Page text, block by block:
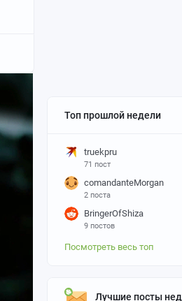
Топ прошлой недели
truekpru
71 пост
comandanteMorgan
2 поста
BringerOfShiza
9 постов
Посмотреть весь топ
Лучшие посты